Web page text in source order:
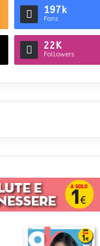
197k
Fans
22K
Followers